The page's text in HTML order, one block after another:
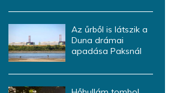
Az űrből is látszik a
Duna drámai
apadása Paksnál